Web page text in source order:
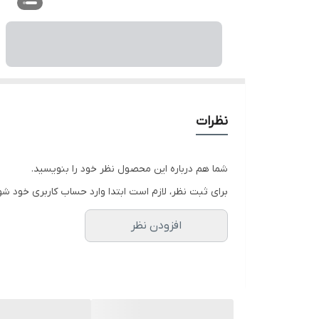
نظرات
شما هم درباره این محصول نظر خود را بنویسید.
برای ثبت نظر، لازم است ابتدا وارد حساب کاربری خود
افزودن نظر